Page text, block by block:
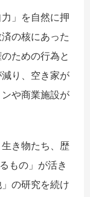
」 を自然に押
の核にあった
ための行為と
減り、空き家が
や商業施設が
き物たち、歴
もの」 が活き
の研究を続け